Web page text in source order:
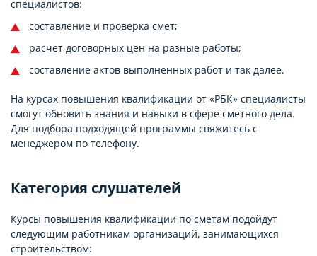
специалистов:
составление и проверка смет;
расчет договорных цен на разные работы;
составление актов выполненных работ и так далее.
На курсах повышения квалификации от «РБК» специалисты
смогут обновить знания и навыки в сфере сметного дела.
Для подбора подходящей программы свяжитесь с
менеджером по телефону.
Категория слушателей
Курсы повышения квалификации по сметам подойдут
следующим работникам организаций, занимающихся
строительством: